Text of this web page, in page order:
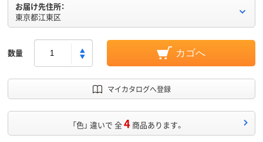
お届け先住所：
東京都江東区
数量 カゴへ
マイカタログへ登録
「色」 違いで 全4 商品あります。